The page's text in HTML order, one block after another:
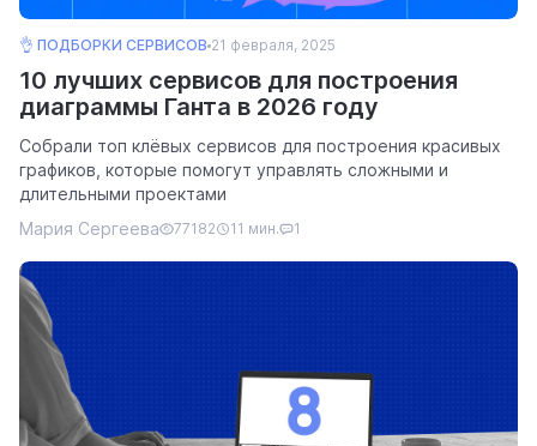
👌 ПОДБОРКИ СЕРВИСОВ 21 февраля, 2025
10 лучших сервисов для построения
диаграммы Ганта в 2026 году
Собрали топ клёвых сервисов для построения красивых
графиков, которые помогут управлять сложными и
длительными проектами
Мария Сергеева
77182 11 мин. 1